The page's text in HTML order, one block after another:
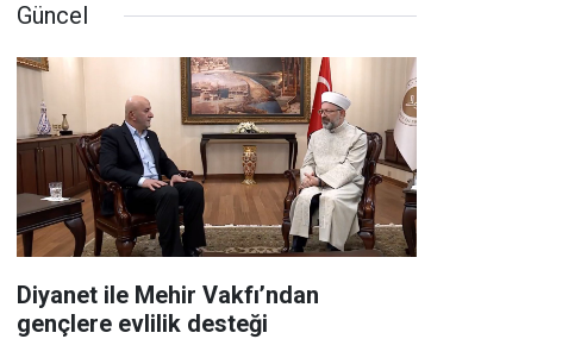
Güncel
Diyanet ile Mehir Vakfı’ndan
gençlere evlilik desteği